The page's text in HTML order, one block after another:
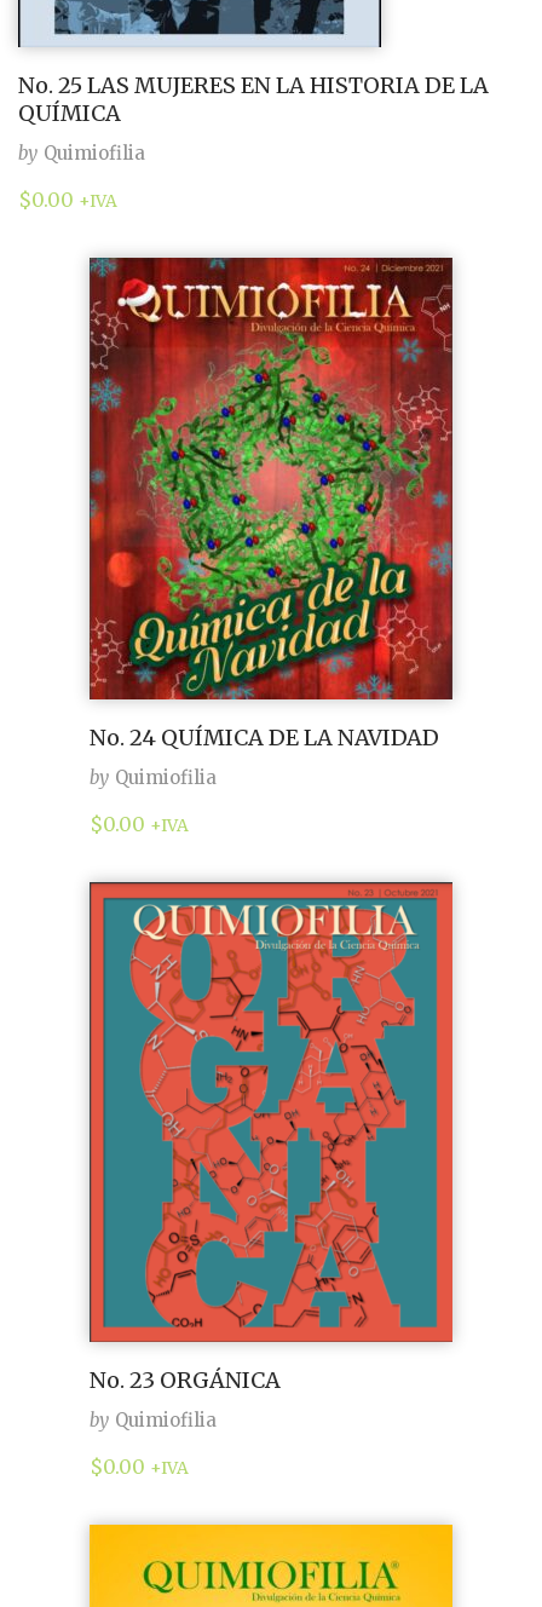
No. 25 LAS MUJERES EN LA HISTORIA DE LA
QUÍMICA
by Quimiofilia
$0.00 +IVA
No. 24 QUÍMICA DE LA NAVIDAD
by Quimiofilia
$0.00 +IVA
No. 23 ORGÁNICA
by Quimiofilia
$0.00 +IVA